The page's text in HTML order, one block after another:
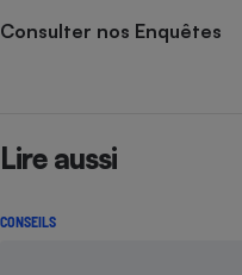
Consulter nos Enquêtes
Lire aussi
CONSEILS